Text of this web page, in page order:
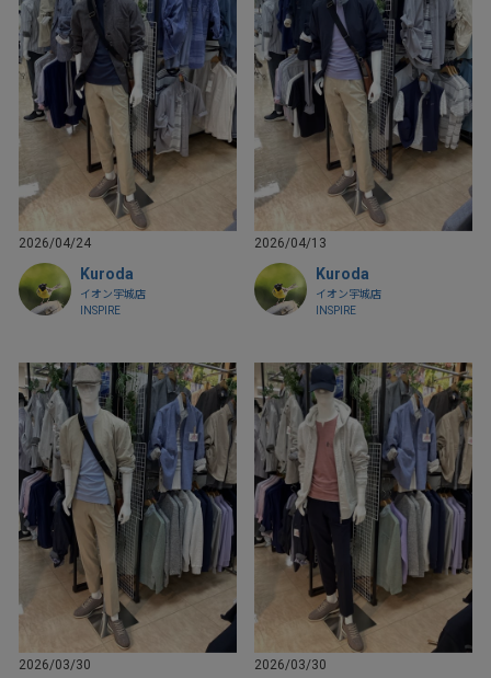
2026/04/24
Kuroda
イオン宇城店
INSPIRE
2026/04/13
Kuroda
イオン宇城店
INSPIRE
2026/03/30 2026/03/30